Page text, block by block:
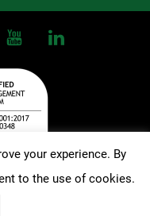
| Terms and Conditions|
by
your experience. By
to the use of cookies.